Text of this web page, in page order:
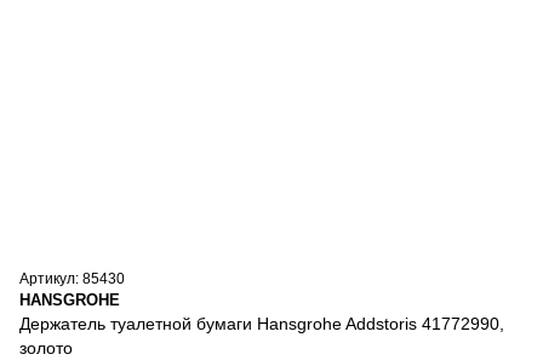
Артикул: 85430
HANSGROHE
Держатель туалетной бумаги Hansgrohe Addstoris 41772990,
золото